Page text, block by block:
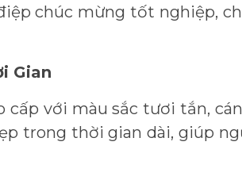
chúc mừng tốt nghiệp,
Gian
cấp với màu sắc tươi tắn,
trong thời gian dài, giúp